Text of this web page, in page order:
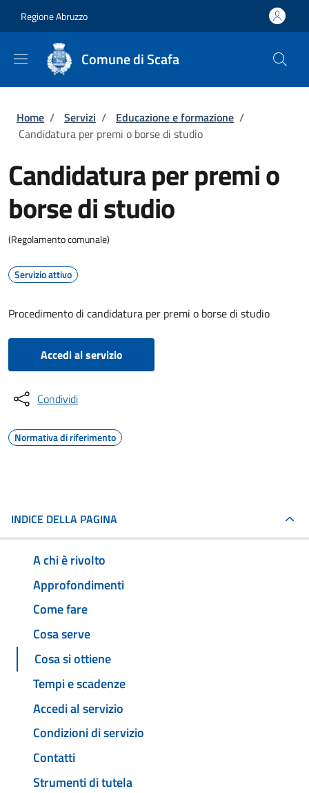
Regione Abruzzo
Comune di Scafa
Briciole di pane
Home / Servizi / Educazione e formazione /
Candidatura per premi o borse di studio
Candidatura per premi o
borse di studio
(Regolamento comunale)
Servizio attivo
Procedimento di candidatura per premi o borse di studio
Accedi al servizio
Condividi
Normativa di riferimento
INDICE DELLA PAGINA
A chi è rivolto
Approfondimenti
Come fare
Cosa serve
Cosa si ottiene
Tempi e scadenze
Accedi al servizio
Condizioni di servizio
Contatti
Strumenti di tutela